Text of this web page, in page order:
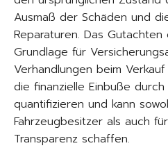
Ausmaß der Schäden und
Reparaturen. Das
Grundlage für
Verhandlungen beim
die finanzielle Einbuße
quantifizieren und kann
Fahrzeugbesitzer als auch
Transparenz schaffen.